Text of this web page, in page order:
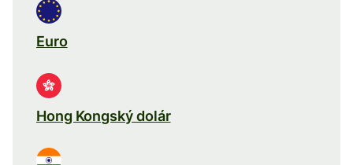
Euro
Hong Kongský dolár